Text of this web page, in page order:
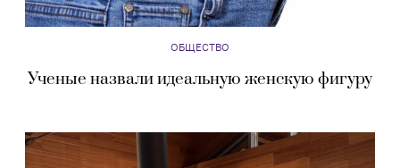
ОБЩЕСТВО
Ученые назвали идеальную женскую фигуру